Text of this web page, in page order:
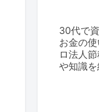
30代で
お金の
ロ法人
や知識を